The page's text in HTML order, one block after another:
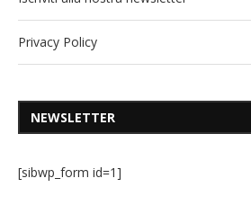
Privacy Policy
NEWSLETTER
[sibwp_form id=1]